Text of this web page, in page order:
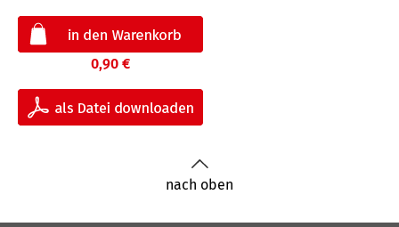
0,90 €
nach oben